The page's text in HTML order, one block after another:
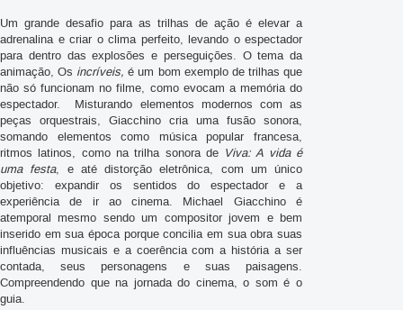
Um grande desafio para as trilhas de ação é elevar a
adrenalina e criar o clima perfeito, levando o espectador
para dentro das explosões e perseguições. O tema da
animação, Os incríveis, é um bom exemplo de trilhas que
não só funcionam no filme, como evocam a memória do
espectador. Misturando elementos modernos com as
peças orquestrais, Giacchino cria uma fusão sonora,
somando elementos como música popular francesa,
ritmos latinos, como na trilha sonora de Viva: A vida é
uma festa, e até distorção eletrônica, com um único
objetivo: expandir os sentidos do espectador e a
experiência de ir ao cinema. Michael Giacchino é
atemporal mesmo sendo um compositor jovem e bem
inserido em sua época porque concilia em sua obra suas
influências musicais e a coerência com a história a ser
contada, seus personagens e suas paisagens.
Compreendendo que na jornada do cinema, o som é o
guia.